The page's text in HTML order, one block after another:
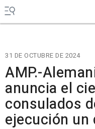
31 DE OCTUBRE DE 2024
AMP.-
anuncia el
consulados
ejecución un